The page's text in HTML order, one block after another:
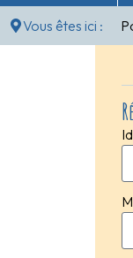
Vous êtes ici :